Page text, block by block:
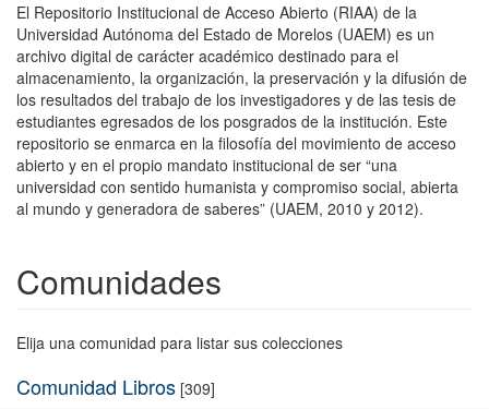
El Repositorio Institucional de Acceso Abierto (RIAA) de la
Universidad Autónoma del Estado de Morelos (UAEM) es un
archivo digital de carácter académico destinado para el
almacenamiento, la organización, la preservación y la difusión de
los resultados del trabajo de los investigadores y de las tesis de
estudiantes egresados de los posgrados de la institución. Este
repositorio se enmarca en la filosofía del movimiento de acceso
abierto y en el propio mandato institucional de ser “una
universidad con sentido humanista y compromiso social, abierta
al mundo y generadora de saberes” (UAEM, 2010 y 2012).
Comunidades
Elija una comunidad para listar sus colecciones
Comunidad Libros [309]